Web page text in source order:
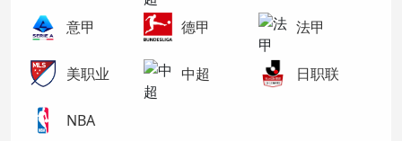
意甲 德甲 法甲
美职业 中超 日职联
NBA